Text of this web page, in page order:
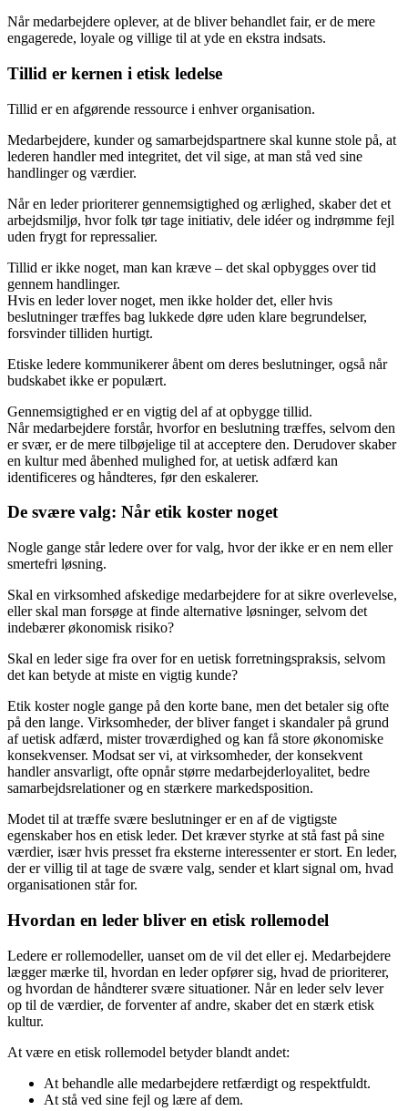
Når medarbejdere oplever, at de bliver behandlet fair, er de mere
engagerede, loyale og villige til at yde en ekstra indsats.
Tillid er kernen i etisk ledelse
Tillid er en afgørende ressource i enhver organisation.
Medarbejdere, kunder og samarbejdspartnere skal kunne stole på, at
lederen handler med integritet, det vil sige, at man stå ved sine
handlinger og værdier.
Når en leder prioriterer gennemsigtighed og ærlighed, skaber det et
arbejdsmiljø, hvor folk tør tage initiativ, dele idéer og indrømme fejl
uden frygt for repressalier.
Tillid er ikke noget, man kan kræve – det skal opbygges over tid
gennem handlinger.
Hvis en leder lover noget, men ikke holder det, eller hvis
beslutninger træffes bag lukkede døre uden klare begrundelser,
forsvinder tilliden hurtigt.
Etiske ledere kommunikerer åbent om deres beslutninger, også når
budskabet ikke er populært.
Gennemsigtighed er en vigtig del af at opbygge tillid.
Når medarbejdere forstår, hvorfor en beslutning træffes, selvom den
er svær, er de mere tilbøjelige til at acceptere den. Derudover skaber
en kultur med åbenhed mulighed for, at uetisk adfærd kan
identificeres og håndteres, før den eskalerer.
De svære valg: Når etik koster noget
Nogle gange står ledere over for valg, hvor der ikke er en nem eller
smertefri løsning.
Skal en virksomhed afskedige medarbejdere for at sikre overlevelse,
eller skal man forsøge at finde alternative løsninger, selvom det
indebærer økonomisk risiko?
Skal en leder sige fra over for en uetisk forretningspraksis, selvom
det kan betyde at miste en vigtig kunde?
Etik koster nogle gange på den korte bane, men det betaler sig ofte
på den lange. Virksomheder, der bliver fanget i skandaler på grund
af uetisk adfærd, mister troværdighed og kan få store økonomiske
konsekvenser. Modsat ser vi, at virksomheder, der konsekvent
handler ansvarligt, ofte opnår større medarbejderloyalitet, bedre
samarbejdsrelationer og en stærkere markedsposition.
Modet til at træffe svære beslutninger er en af de vigtigste
egenskaber hos en etisk leder. Det kræver styrke at stå fast på sine
værdier, især hvis presset fra eksterne interessenter er stort. En leder,
der er villig til at tage de svære valg, sender et klart signal om, hvad
organisationen står for.
Hvordan en leder bliver en etisk rollemodel
Ledere er rollemodeller, uanset om de vil det eller ej. Medarbejdere
lægger mærke til, hvordan en leder opfører sig, hvad de prioriterer,
og hvordan de håndterer svære situationer. Når en leder selv lever
op til de værdier, de forventer af andre, skaber det en stærk etisk
kultur.
At være en etisk rollemodel betyder blandt andet:
At behandle alle medarbejdere retfærdigt og respektfuldt.
At stå ved sine fejl og lære af dem.